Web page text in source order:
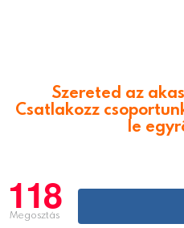
Szereted az
Csatlakozz
le
118
Megosztás